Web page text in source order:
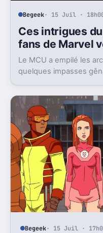
Begeek· 15 Juil ·
Ces intrigues
fans de Marvel
Le MCU a empilé les
quelques impasses
Begeek· 15 Juil ·